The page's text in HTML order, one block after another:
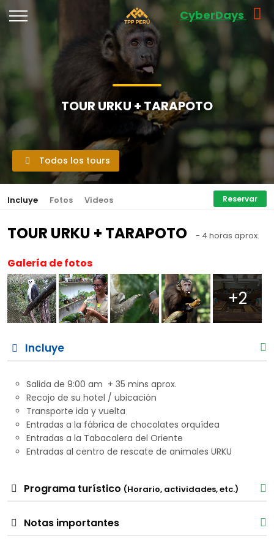
TOUR URKU + TARAPOTO
Todos los tours
Incluye Fotos Videos Reservar
TOUR URKU + TARAPOTO - 4 horas aprox.
Galería de fotos
+2
Incluye
Salida de 9:00 am + 35 mins aprox.
Recojo de su hotel / ubicación
Transporte ida y vuelta
Entradas a la fábrica de chocolates orquídea
Entradas a la Tabacalera del Oriente
Entradas al centro de rescate de animales URKU
Programa turístico (Horario, actividades, etc.)
Notas importantes
CyberDays